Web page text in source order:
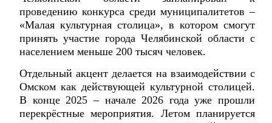
проведению конкурса среди муниципалитетов –
«Малая культурная столица», в котором смогут
принять участие города Челябинской области с
населением меньше 200 тысяч человек.
Отдельный акцент делается на взаимодействии с
Омском как действующей культурной столицей.
В конце 2025 – начале 2026 года уже прошли
перекрёстные мероприятия. Летом планируется